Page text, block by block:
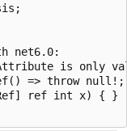
net6.0:
is only
=> throw null!;
ref int x) { }